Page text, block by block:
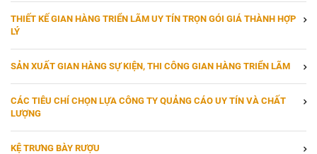
THIẾT KẾ GIAN HÀNG TRIỂN LÃM UY TÍN TRỌN GÓI GIÁ THÀNH HỢP
LÝ
SẢN XUẤT GIAN HÀNG SỰ KIỆN, THI CÔNG GIAN HÀNG TRIỂN LÃM
CÁC TIÊU CHÍ CHỌN LỰA CÔNG TY QUẢNG CÁO UY TÍN VÀ CHẤT
LƯỢNG
KỆ TRƯNG BÀY RƯỢU